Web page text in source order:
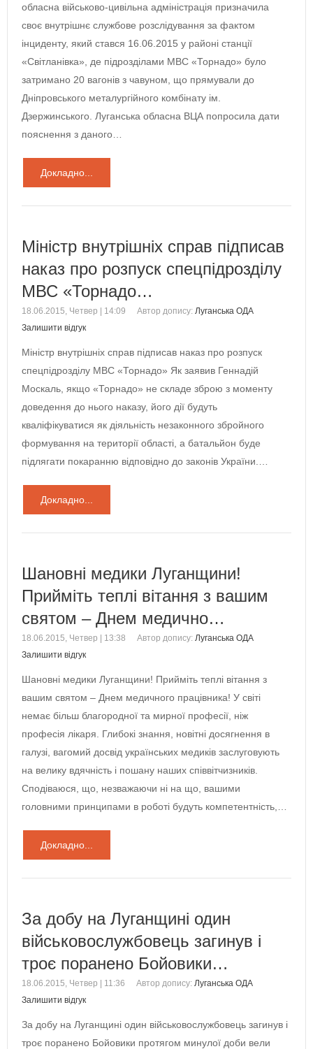
обласна військово-цивільна адміністрація призначила
своє внутрішнє службове розслідування за фактом
інциденту, який стався 16.06.2015 у районі станції
«Світланівка», де підрозділами МВС «Торнадо» було
затримано 20 вагонів з чавуном, що прямували до
Дніпровського металургійного комбінату ім.
Дзержинського. Луганська обласна ВЦА попросила дати
пояснення з даного…
Докладно...
Міністр внутрішніх справ підписав
наказ про розпуск спецпідрозділу
МВС «Торнадо…
18.06.2015, Четвер | 14:09 Автор допису: Луганська ОДА
Залишити відгук
Міністр внутрішніх справ підписав наказ про розпуск
спецпідрозділу МВС «Торнадо» Як заявив Геннадій
Москаль, якщо «Торнадо» не складе зброю з моменту
доведення до нього наказу, його дії будуть
кваліфікуватися як діяльність незаконного збройного
формування на території області, а батальйон буде
підлягати покаранню відповідно до законів України.…
Докладно...
Шановні медики Луганщини!
Прийміть теплі вітання з вашим
святом – Днем медично…
18.06.2015, Четвер | 13:38 Автор допису: Луганська ОДА
Залишити відгук
Шановні медики Луганщини! Прийміть теплі вітання з
вашим святом – Днем медичного працівника! У світі
немає більш благородної та мирної професії, ніж
професія лікаря. Глибокі знання, новітні досягнення в
галузі, вагомий досвід українських медиків заслуговують
на велику вдячність і пошану наших співвітчизників.
Сподіваюся, що, незважаючи ні на що, вашими
головними принципами в роботі будуть компетентність,…
Докладно...
За добу на Луганщині один
військовослужбовець загинув і
троє поранено Бойовики…
18.06.2015, Четвер | 11:36 Автор допису: Луганська ОДА
Залишити відгук
За добу на Луганщині один військовослужбовець загинув і
троє поранено Бойовики протягом минулої доби вели